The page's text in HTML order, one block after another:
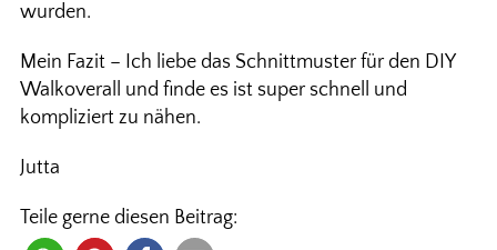
wurden.
Mein Fazit – Ich liebe das Schnittmuster für den DIY
Walkoverall und finde es ist super schnell und
kompliziert zu nähen.
Jutta
Teile gerne diesen Beitrag: